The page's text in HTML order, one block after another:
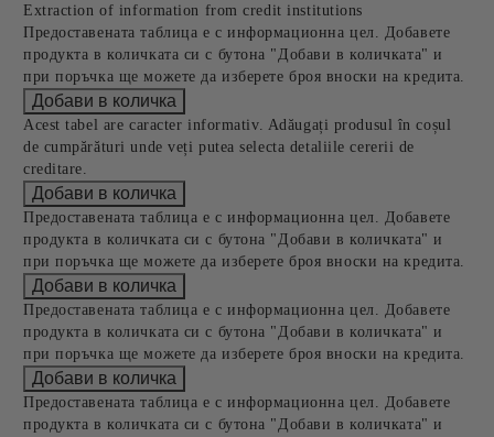
Extraction of information from credit institutions
Предоставената таблица е с информационна цел. Добавете
продукта в количката си с бутона "Добави в количката" и
при поръчка ще можете да изберете броя вноски на кредита.
Acest tabel are caracter informativ. Adăugați produsul în coșul
de cumpărături unde veți putea selecta detaliile cererii de
creditare.
Предоставената таблица е с информационна цел. Добавете
продукта в количката си с бутона "Добави в количката" и
при поръчка ще можете да изберете броя вноски на кредита.
Предоставената таблица е с информационна цел. Добавете
продукта в количката си с бутона "Добави в количката" и
при поръчка ще можете да изберете броя вноски на кредита.
Предоставената таблица е с информационна цел. Добавете
продукта в количката си с бутона "Добави в количката" и